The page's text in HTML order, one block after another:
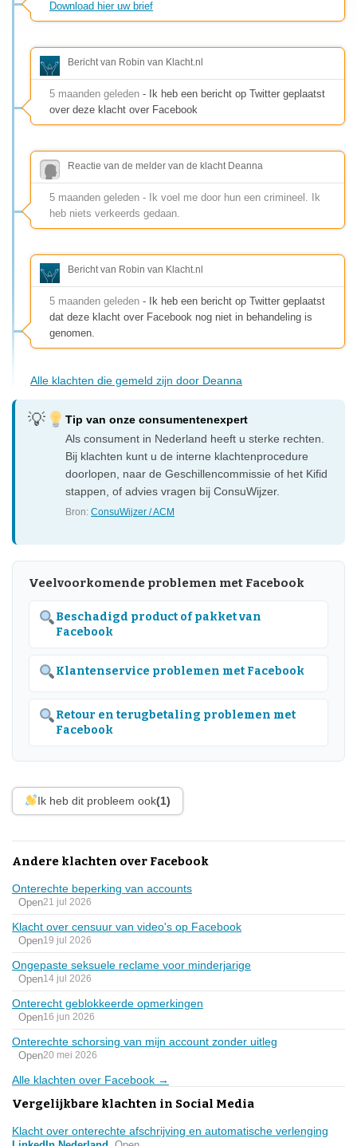
Download hier uw brief
Bericht van Robin van Klacht.nl
5 maanden geleden - Ik heb een bericht op Twitter geplaatst
over deze klacht over Facebook
Reactie van de melder van de klacht Deanna
5 maanden geleden - Ik voel me door hun een crimineel. Ik
heb niets verkeerds gedaan.
Bericht van Robin van Klacht.nl
5 maanden geleden - Ik heb een bericht op Twitter geplaatst
dat deze klacht over Facebook nog niet in behandeling is
genomen.
Alle klachten die gemeld zijn door Deanna
Tip van onze consumentenexpert
Als consument in Nederland heeft u sterke rechten.
Bij klachten kunt u de interne klachtenprocedure
doorlopen, naar de Geschillencommissie of het Kifid
stappen, of advies vragen bij ConsuWijzer.
Bron:ConsuWijzer / ACM
Veelvoorkomende problemen met Facebook
Beschadigd product of pakket van
Facebook
Klantenservice problemen met Facebook
Retour en terugbetaling problemen met
Facebook
Ik heb dit probleem ook(1)
Andere klachten over Facebook
Onterechte beperking van accounts
Open21 jul 2026
Klacht over censuur van video's op Facebook
Open19 jul 2026
Ongepaste seksuele reclame voor minderjarige
Open14 jul 2026
Onterecht geblokkeerde opmerkingen
Open16 jun 2026
Onterechte schorsing van mijn account zonder uitleg
Open20 mei 2026
Alle klachten over Facebook →
Vergelijkbare klachten in Social Media
Klacht over onterechte afschrijving en automatische verlenging